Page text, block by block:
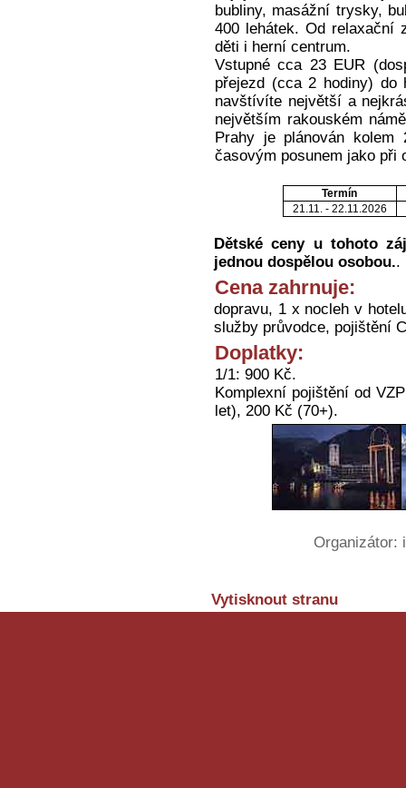
bubliny, masážní trysky,
400 lehátek. Od relaxační
děti i herní centrum.
Vstupné cca 23 EUR
přejezd (cca 2 hodiny) do
navštívíte největší a
největším rakouském
Prahy je plánován
časovým posunem jako při
Termín
21.11. - 22.11.2026
Dětské ceny u tohoto
jednou dospělou osobou..
Cena zahrnuje:
dopravu, 1 x nocleh v
služby průvodce, pojištění
Doplatky:
1/1: 900 Kč.
Komplexní pojištění od
let), 200 Kč (70+).
Organizátor:
Vytisknout stranu